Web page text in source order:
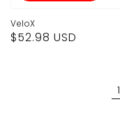
VeloX
Precio
$52.98 USD
1